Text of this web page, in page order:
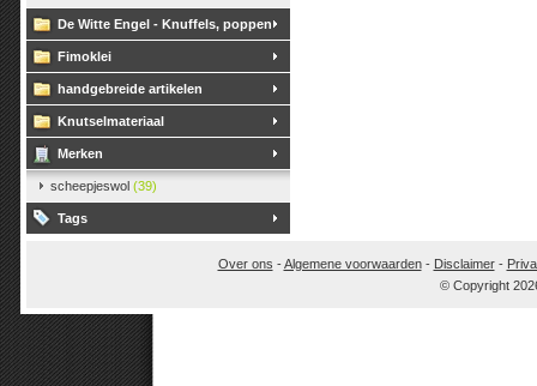
De Witte Engel - Knuffels, poppen
Fimoklei
handgebreide artikelen
Knutselmateriaal
Merken
scheepjeswol (39)
Tags
Over ons -Algemene voorwaarden- Disclaimer-
© Copyright